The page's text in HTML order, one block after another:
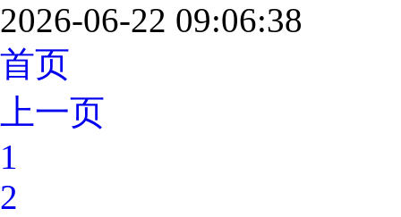
2026-06-22 09:06:38
首页
上一页
1
2